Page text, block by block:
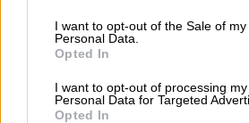
I want to opt-out of the Sale of my
Personal Data.
Opted In
I want to opt-out of processing my
Personal Data for Targeted
Opted In
WWF: Περισσότερα από 180.000
δασικών εκτάσεων στην Ελλάδα σε
05.08.2026 - 09:45
Η Ελλάδα που αντιστέκεται και